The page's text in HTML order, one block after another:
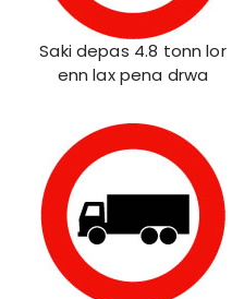
Saki depas 4.8 tonn lor
enn lax pena drwa